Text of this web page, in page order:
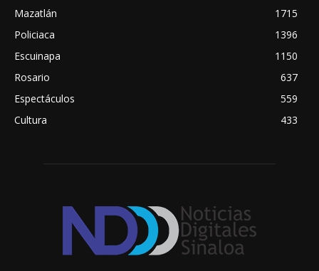
Mazatlán
1715
Policiaca
1396
Escuinapa
1150
Rosario
637
Espectáculos
559
Cultura
433